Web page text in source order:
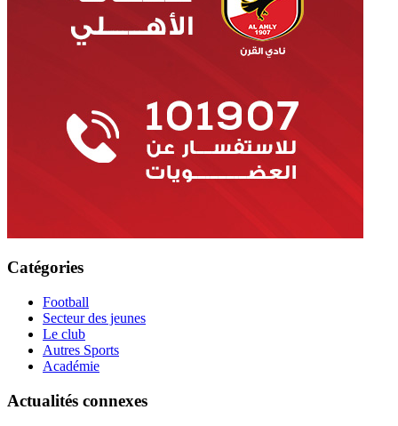
Catégories
Football
Secteur des jeunes
Le club
Autres Sports
Académie
Actualités connexes